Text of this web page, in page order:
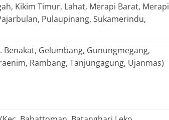
Kikim Timur, Lahat, Merapi Barat, Merapi
Pulaupinang, Sukamerindu,
Benakat, Gelumbang, Gunungmegang,
Rambang, Tanjungagung, Ujanmas)